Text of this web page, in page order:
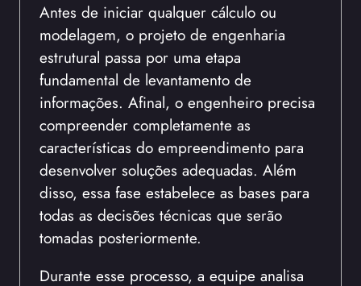
Antes de iniciar qualquer cálculo ou
modelagem, o projeto de engenharia
estrutural passa por uma etapa
fundamental de levantamento de
informações. Afinal, o engenheiro precisa
compreender completamente as
características do empreendimento para
desenvolver soluções adequadas. Além
disso, essa fase estabelece as bases para
todas as decisões técnicas que serão
tomadas posteriormente.
Durante esse processo, a equipe analisa